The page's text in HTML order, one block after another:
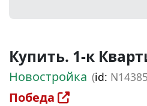
Купить. 1-к
Новостройка (id:
Победа